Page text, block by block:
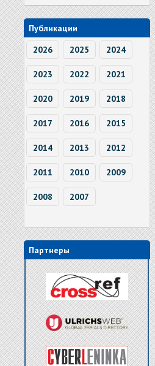
Публикации
2026
2025 2024
2023 2022 2021
2020 2019 2018
2017 2016 2015
2014 2013 2012
2011 2010 2009
2008 2007
Партнеры